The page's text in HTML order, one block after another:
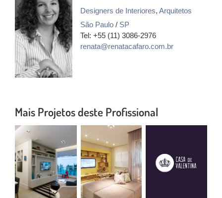
Designers de Interiores, Arquitetos
São Paulo / SP
Tel: +55 (11) 3086-2976
renata@renatacafaro.com.br
Mais Projetos deste Profissional